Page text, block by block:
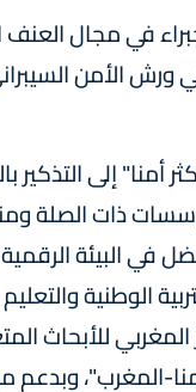
في مجال العنف
ورش الأمن
أكثر أمنا" إلى
ذات الصلة
في البيئة
الوطنية
للأبحاث
أمنا-المغرب"،